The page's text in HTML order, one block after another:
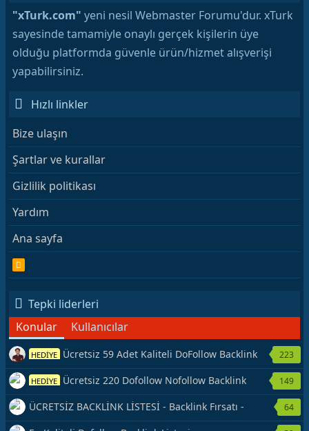
"xTurk.com" yeni nesil Webmaster Forumu'dur. xTurk
sayesinde tamamiyle onaylı gerçek kişilerin üye
olduğu platformda güvenle ürün/hizmet alışverişi
yapabilirsiniz.
Hızlı linkler
Bize ulaşın
Şartlar ve kurallar
Gizlilik politikası
Yardım
Ana sayfa
S
Tepki liderleri
Konular
Kullanıcılar
HEDİYE Ücretsiz 59 Adet Kaliteli DoFollow Backlink
Kaynağı Veriyorum.
223
HEDİYE Ücretsiz 220 Dofollow Nofollow Backlink
Veriyorum
149
ÜCRETSİZ BACKLİNK LİSTESİ - Backlink Fırsatı -
Hemen Yetiş!
64